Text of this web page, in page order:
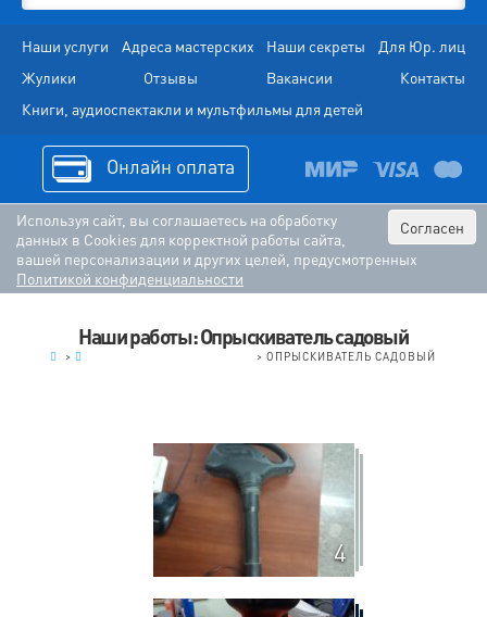
Наши услуги Адреса мастерских Наши секреты
Для Юр. лиц
Жулики
Отзывы Вакансии
Контакты
Книги, аудиоспектакли и мультфильмы для детей
Онлайн оплата
Согласен
Используя сайт, вы соглашаетесь на обработку
данных в Cookies для корректной работы сайта,
вашей персонализации и других целей, предусмотренных
Политикой конфиденциальности
Наши работы: Опрыскиватель садовый
> >ОПРЫСКИВАТЕЛЬ САДОВЫЙ
4